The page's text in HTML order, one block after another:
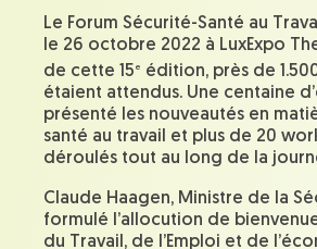
Le Forum Sécurité-Santé au
le 26 octobre 2022 à LuxExpo
de cette 15 e
édition, près de
étaient attendus. Une centaine
présenté les nouveautés en
santé au travail et plus de 20
déroulés tout au long de la
Claude Haagen, Ministre de la
formulé l’allocution de
du Travail, de l’Emploi et de